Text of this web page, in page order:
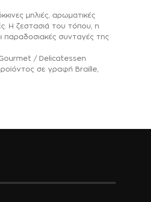
μηλιές, αρωματικές
Η ζεστασιά του τόπου, η
παραδοσιακές συνταγές της
/ Delicatessen
σε γραφή Βraille,